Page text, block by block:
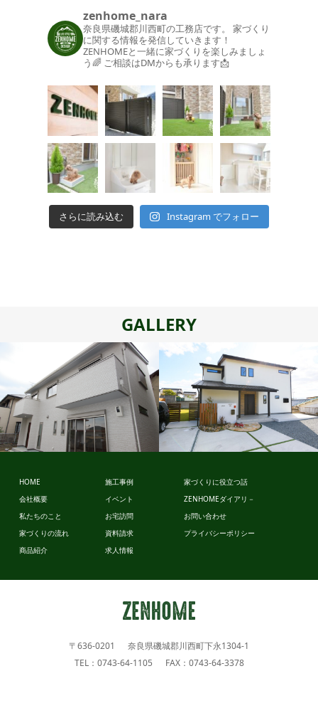
zenhome_nara
奈良県磯城郡川西町の工務店です。
家づくり
に関する情報を発信していきます！
ZENHOMEと一緒に家づくりを楽しみましょ
う🌈 ご相談はDMからも承ります📩
さらに読み込む Instagram でフォロー
GALLERY
スタイル
スタイル
HOME
会社概要
私たちのこと
家づくりの流れ
商品紹介
施工事例
イベント
お宅訪問
資料請求
求人情報
家づくりに役立つ話
ZENHOMEダイアリ－
お問い合わせ
プライバシーポリシー
〒636-0201 奈良県磯城郡川西町下永1304-1
TEL：0743-64-1105 FAX：0743-64-3378